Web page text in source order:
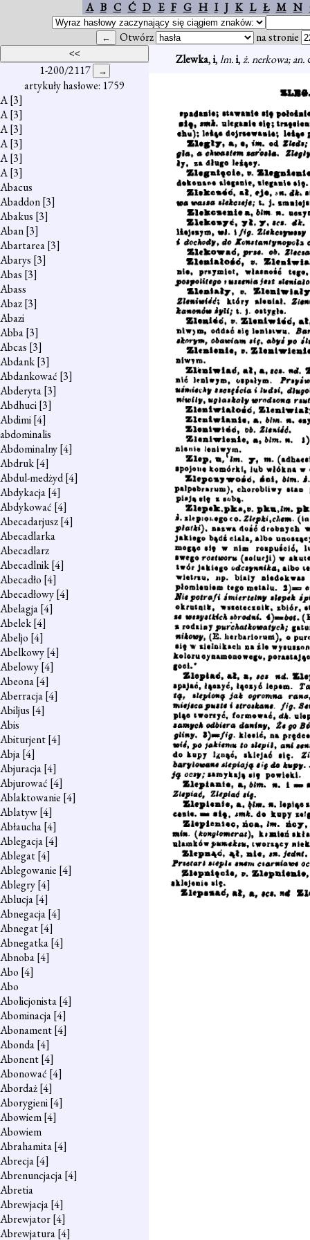
A B C Ć D E F G H I J K L Ł M N
Otwórz na stronie
1-200/2117
artykuły hasłowe: 1759
A[3]
A[3]
A[3]
A[3]
A[3]
A[3]
Abacus
Abaddon[3]
Abakus [3]
Aban[3]
Abartarea[3]
Abarys [3]
Abas [3]
Abass
Abaz[3]
Abazi
Abba[3]
Abcas [3]
Abdank[3]
Abdankować [3]
Abderyta[3]
Abdhuci[3]
Abdimi[4]
abdominalis
Abdominalny[4]
Abdruk[4]
Abdul-medżyd[4]
Abdykacja[4]
Abdykować [4]
Abecadarjusz[4]
Abecadlarka
Abecadlarz
Abecadlnik[4]
Abecadło [4]
Abecadłowy[4]
Abelagja[4]
Abelek[4]
Abeljo [4]
Abelkowy[4]
Abelowy[4]
Abeona[4]
Aberracja[4]
Abiljus [4]
Abis
Abiturjent[4]
Abja[4]
Abjuracja[4]
Abjurować [4]
Ablaktowanie [4]
Ablatyw[4]
Abłaucha[4]
Ablegacja[4]
Ablegat[4]
Ablegowanie [4]
Ablegry[4]
Ablucja[4]
Abnegacja[4]
Abnegat[4]
Abnegatka[4]
Abnoba[4]
Abo [4]
Abo
Abolicjonista[4]
Abominacja[4]
Abonament[4]
Abonda[4]
Abonent[4]
Abonować [4]
Abordaż[4]
Aborygieni[4]
Abowiem[4]
Abowiem
Abrahamita[4]
Abrecja[4]
Abrenuncjacja[4]
Abretia
Abrewjacja[4]
Abrewjator[4]
Abrewjatura[4]
Zlewka,i,lm.i,ż. nerkowa; an.